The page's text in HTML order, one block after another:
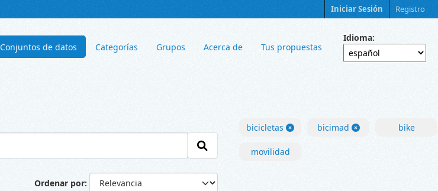
Iniciar Sesión Registro
Conjuntos de datos Categorías Grupos Acerca de Tus propuestas
Idioma
Ordenar por
bicicletas bicimad bike
movilidad